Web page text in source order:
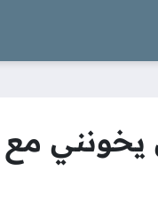
مع